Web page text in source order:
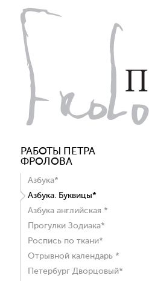
РАБОТЫ ПЕТРА
ФРОЛОВА
Азбука*
Азбука. Буквицы*
Азбука английская *
Прогулки Зодиака*
Роспись по ткани*
Отрывной календарь *
Петербург Дворцовый*